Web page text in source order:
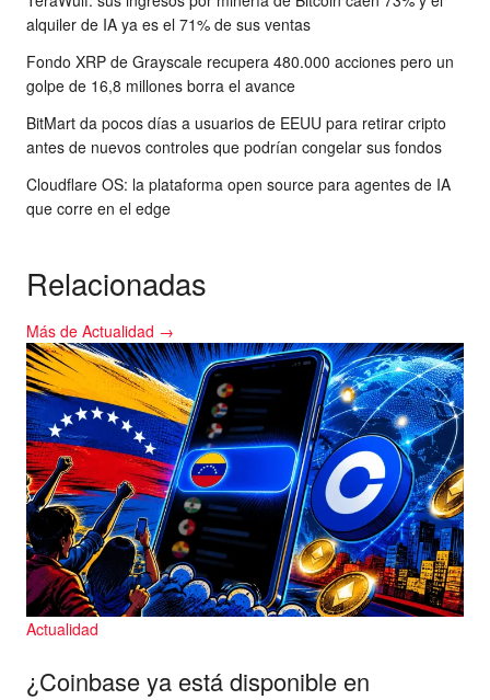
alquiler de IA ya es el 71% de sus ventas
Fondo XRP de Grayscale recupera 480.000 acciones pero un
golpe de 16,8 millones borra el avance
BitMart da pocos días a usuarios de EEUU para retirar cripto
antes de nuevos controles que podrían congelar sus fondos
Cloudflare OS: la plataforma open source para agentes de IA
que corre en el edge
Relacionadas
Más de Actualidad →
Actualidad
¿Coinbase ya está disponible en